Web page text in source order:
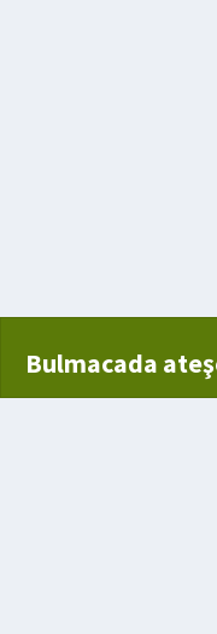
Bulmacada